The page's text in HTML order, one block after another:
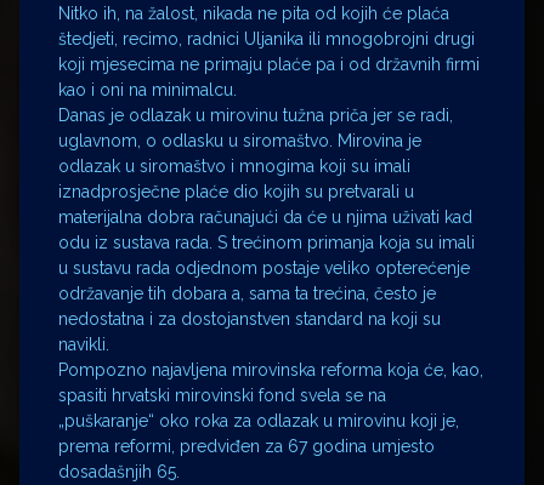
Nitko ih, na žalost, nikada ne pita od kojih će plaća
štedjeti, recimo, radnici Uljanika ili mnogobrojni drugi
koji mjesecima ne primaju plaće pa i od državnih firmi
kao i oni na minimalcu.
Danas je odlazak u mirovinu tužna priča jer se radi,
uglavnom, o odlasku u siromaštvo. Mirovina je
odlazak u siromaštvo i mnogima koji su imali
iznadprosječne plaće dio kojih su pretvarali u
materijalna dobra računajući da će u njima uživati kad
odu iz sustava rada. S trećinom primanja koja su imali
u sustavu rada odjednom postaje veliko opterećenje
održavanje tih dobara a, sama ta trećina, često je
nedostatna i za dostojanstven standard na koji su
navikli.
Pompozno najavljena mirovinska reforma koja će, kao,
spasiti hrvatski mirovinski fond svela se na
„puškaranje“ oko roka za odlazak u mirovinu koji je,
prema reformi, predviđen za 67 godina umjesto
dosadašnjih 65.